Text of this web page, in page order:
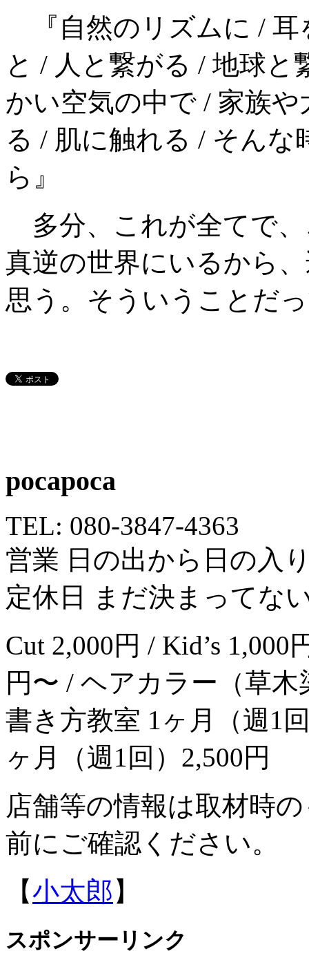
『自然のリズムに / 耳
と / 人と繋がる / 地球
かい空気の中で / 家族
る / 肌に触れる / そん
ら』
多分、これが全てで、
真逆の世界にいるから
思う。そういうことだ
pocapoca
TEL: 080-3847-4363
営業 日の出から日の入
定休日 まだ決まってな
Cut 2,000円 / Kid’s 1,000
円〜 / ヘアカラー（草木
書き方教室 1ヶ月（週1
ヶ月（週1回）2,500円
店舗等の情報は取材時
前にご確認ください。
【小太郎 】
スポンサーリンク